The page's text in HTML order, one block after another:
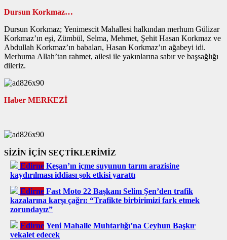
Dursun Korkmaz…
Dursun Korkmaz; Yenimescit Mahallesi halkından merhum Gülizar
Korkmaz’ın eşi, Zümbül, Selma, Mehmet, Şehit Hasan Korkmaz ve
Abdullah Korkmaz’ın babaları, Hasan Korkmaz’ın ağabeyi idi.
Merhuma Allah’tan rahmet, ailesi ile yakınlarına sabır ve başsağlığı
dileriz.
Haber MERKEZİ
SİZİN İÇİN SEÇTİKLERİMİZ
Edirne Keşan’ın içme suyunun tarım arazisine
kaydırılması iddiası şok etkisi yarattı
Edirne Fast Moto 22 Başkanı Selim Şen’den trafik
kazalarına karşı çağrı: “Trafikte birbirimizi fark etmek
zorundayız”
Edirne Yeni Mahalle Muhtarlığı’na Ceyhun Başkır
vekalet edecek